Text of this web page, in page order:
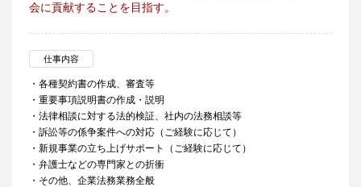
会に貢献することを目指す。
仕事内容
・各種契約書の作成、審査等
・重要事項説明書の作成・説明
・法律相談に対する法的検証、社内の法務相談等
・訴訟等の係争案件への対応（ご経験に応じて）
・新規事業の立ち上げサポート（ご経験に応じて）
・弁護士などの専門家との折衝
・その他、企業法務業務全般